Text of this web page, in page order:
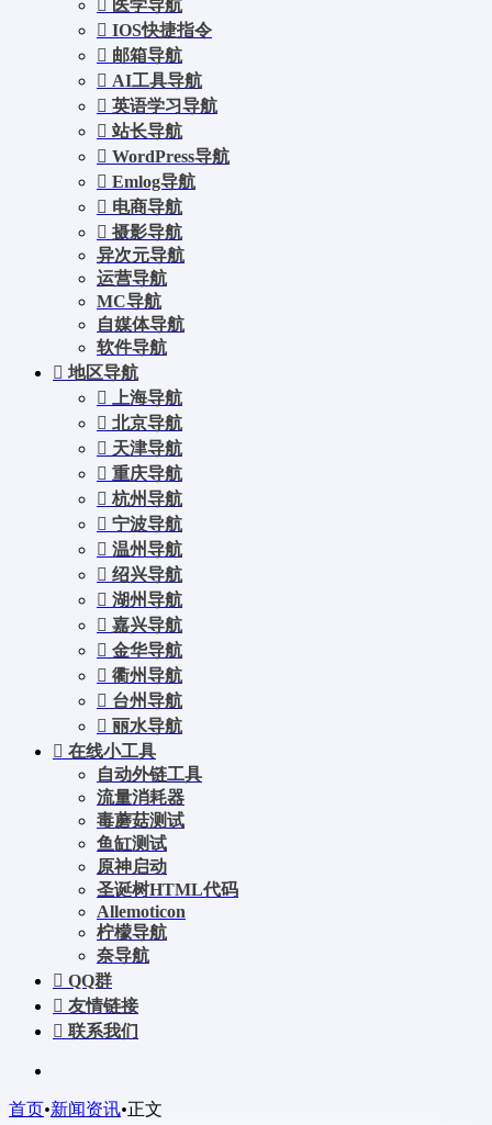
医学导航
IOS快捷指令
邮箱导航
AI工具导航
英语学习导航
站长导航
WordPress导航
Emlog导航
电商导航
摄影导航
异次元导航
运营导航
MC导航
自媒体导航
软件导航
地区导航
上海导航
北京导航
天津导航
重庆导航
杭州导航
宁波导航
温州导航
绍兴导航
湖州导航
嘉兴导航
金华导航
衢州导航
台州导航
丽水导航
在线小工具
自动外链工具
流量消耗器
毒蘑菇测试
鱼缸测试
原神启动
圣诞树HTML代码
Allemoticon
柠檬导航
奈导航
QQ群
友情链接
联系我们
首页•新闻资讯•正文